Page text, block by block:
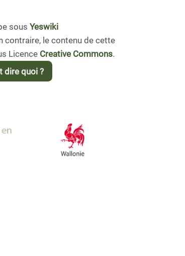
sous Yeswiki
contraire, le contenu de cette
Licence Creative Commons.
dire quoi ?